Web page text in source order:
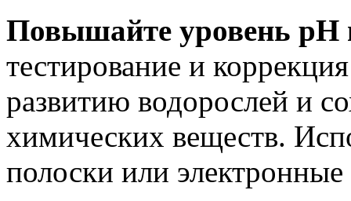
Повышайте уровень pH
тестирование и
развитию водорослей и
химических веществ.
полоски или